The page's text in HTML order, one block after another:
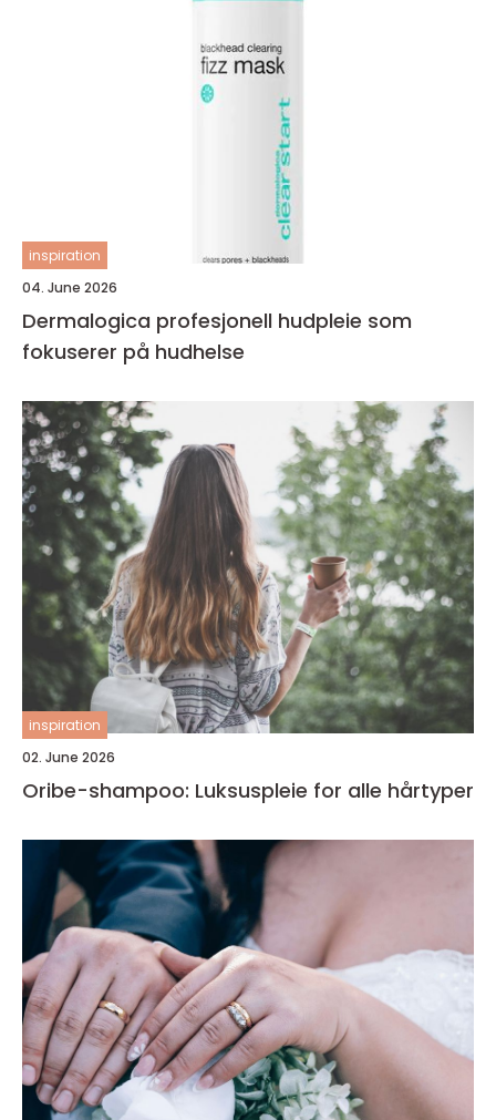
inspiration
04. June 2026
Dermalogica profesjonell hudpleie som
fokuserer på hudhelse
inspiration
02. June 2026
Oribe-shampoo: Luksuspleie for alle hårtyper